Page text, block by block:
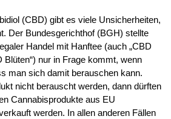
(CBD) gibt es viele Unsicherheiten,
Der Bundesgerichthof (BGH) stellte
Handel mit Hanftee (auch „CBD
Blüten“) nur in Frage kommt, wenn
man sich damit berauschen kann.
nicht berauscht werden, dann dürften
Cannabisprodukte aus EU
werden. In allen anderen Fällen